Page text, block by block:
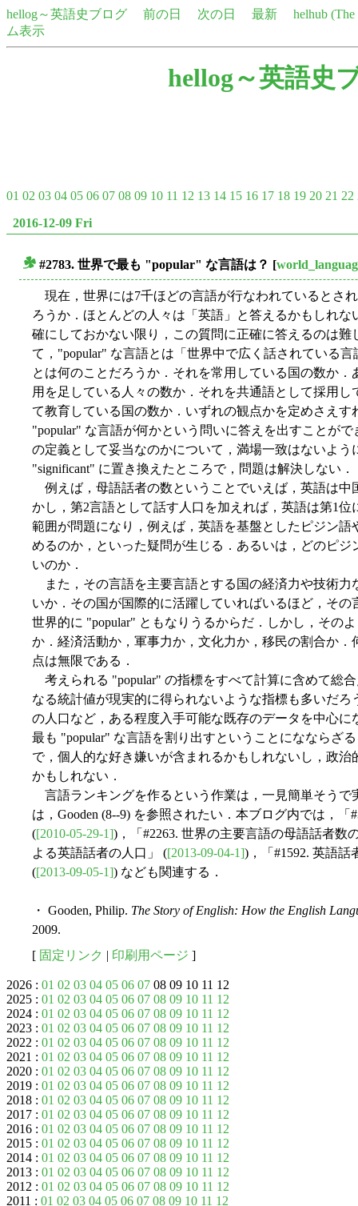
hellog～英語史ブログ 前の日 次の日 最新
helhub
ム表示
hellog～英語史
01 02 03 04 05 06 07 08 09 10 11 12 13 14 15 16 17 18 19 20 21 22
2016-12-09 Fri
#2783. 世界で最も "popular" な言語は？ [
現在，世界には7千ほどの言語が行なわれているとさ
ろうか．ほとんどの人々は「英語」と答えるかもしれ
確にしておかない限り，この質問に正確に答えるのは
て，"popular" な言語とは「世界中で広く話されている
とは何のことだろうか．それを常用している国の数か
用を足している人々の数か．それを共通語として採用
て教育している国の数か．いずれの観点かを定めさえす
"popular" な言語が何かという問いに答えを出すことが
の定義として妥当なのかについて，満場一致はないよう
"significant" に置き換えたところで，問題は解決しない．
例えば，母語話者の数ということでいえば，英語は中
かし，第2言語として話す人口を加えれば，英語は第1
範囲が問題になり，例えば，英語を基盤としたピジン
めるのか，といった疑問が生じる．あるいは，どのピ
いのか．
また，その言語を主要言語とする国の経済力や技術力
いか．その国が国際的に活躍していればいるほど，そ
世界的に "popular" ともなりうるからだ．しかし，その
か．経済活動か，軍事力か，文化力か，移民の割合か
点は無限である．
考えられる "popular" の指標をすべて計算に含めて総
なる統計値が現実的に得られないような指標も多いだ
の人口など，ある程度入手可能な既存のデータを中心
最も "popular" な言語を割り出すということになならざ
で，個人的な好き嫌いが含まれるかもしれないし，政
かもしれない．
言語ランキングを作るという作業は，一見簡単そうで
は，Gooden (8--9) を参照されたい．本ブログ内では，
([2010-05-29-1])，「#2263. 世界の主要言語の母語話者数
よる英語話者の人口」 ([2013-09-04-1])，「#1592. 英語
([2013-09-05-1]) なども関連する．
・ Gooden, Philip. The Story of English: How the English
2009.
[ 固定リンク | 印刷用ページ ]
2026 : 01 02 03 04 05 06 07 08 09 10 11 12
2025 : 01 02 03 04 05 06 07 08 09 10 11 12
2024 : 01 02 03 04 05 06 07 08 09 10 11 12
2023 : 01 02 03 04 05 06 07 08 09 10 11 12
2022 : 01 02 03 04 05 06 07 08 09 10 11 12
2021 : 01 02 03 04 05 06 07 08 09 10 11 12
2020 : 01 02 03 04 05 06 07 08 09 10 11 12
2019 : 01 02 03 04 05 06 07 08 09 10 11 12
2018 : 01 02 03 04 05 06 07 08 09 10 11 12
2017 : 01 02 03 04 05 06 07 08 09 10 11 12
2016 : 01 02 03 04 05 06 07 08 09 10 11 12
2015 : 01 02 03 04 05 06 07 08 09 10 11 12
2014 : 01 02 03 04 05 06 07 08 09 10 11 12
2013 : 01 02 03 04 05 06 07 08 09 10 11 12
2012 : 01 02 03 04 05 06 07 08 09 10 11 12
2011 : 01 02 03 04 05 06 07 08 09 10 11 12